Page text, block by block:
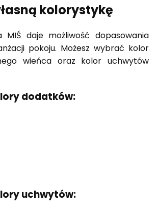
kolorystykę
MIŚ daje możliwość dopasowania
pokoju. Możesz wybrać kolor
wieńca oraz kolor uchwytów
dodatków:
uchwytów: